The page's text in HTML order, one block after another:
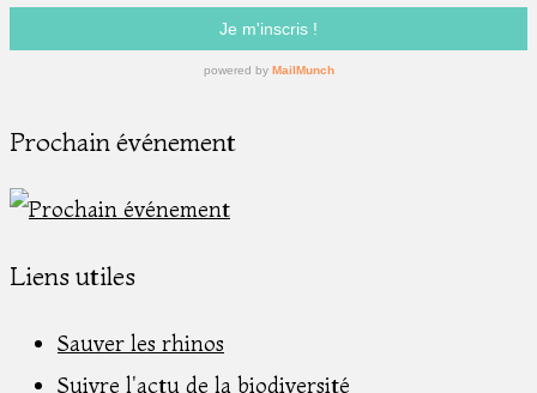
Prochain événement
Liens utiles
Sauver les rhinos
Suivre l'actu de la biodiversité